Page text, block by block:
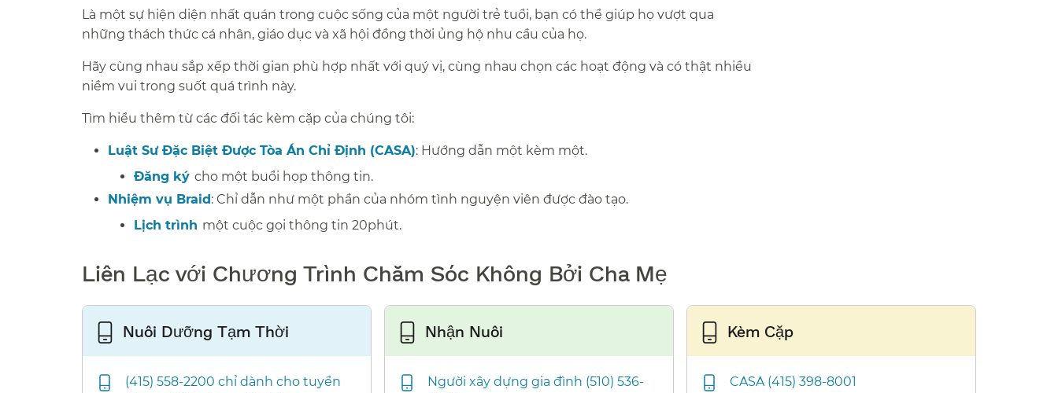
Là một sự hiện diện nhất quán trong cuộc sống của một người trẻ tuổi, bạn có thể giúp họ vượt qua
những thách thức cá nhân, giáo dục và xã hội đồng thời ủng hộ nhu cầu của họ.​​
Hãy cùng nhau sắp xếp thời gian phù hợp nhất với quý vị, cùng nhau chọn các hoạt động và có thật nhiều
niềm vui trong suốt quá trình này.​​
Tìm hiểu thêm từ các đối tác kèm cặp của chúng tôi:​​
Luật Sư Đặc Biệt Được Tòa Án Chỉ Định (CASA): Hướng dẫn một kèm một.
Đăng ký​​ cho một buổi họp thông tin.​​
Nhiệm vụ Braid: Chỉ dẫn như một phần của nhóm tình nguyện viên được đào tạo.
Lịch trình​​ một cuộc gọi thông tin 20phút.​​
Liên Lạc với Chương Trình Chăm Sóc Không Bởi Cha Mẹ​​
Nuôi Dưỡng Tạm Thời​​
(415) 558-2200 chỉ dành cho tuyển
Nhận Nuôi​​
Người xây dựng gia đình (510) 536-
Kèm Cặp​​
CASA (415) 398-8001​​